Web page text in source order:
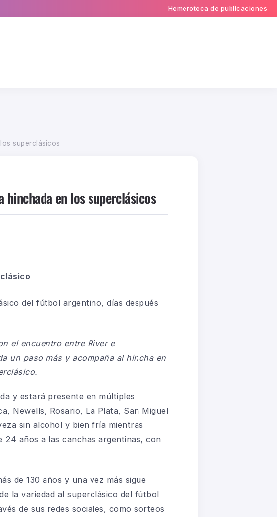
Hemeroteca de publicaciones
superclásicos
hinchada en los superclásicos
del fútbol argentino, días después
el encuentro entre Rivere
un paso más y acompaña al hincha en
y estará presente en múltiples
Newells, Rosario, La Plata, San Miguel
sin alcohol y bien fría mientras
24 años a las canchas argentinas, con
de 130 años y una vez más sigue
la variedad al superclásico del fútbol
de sus redes sociales, como sorteos